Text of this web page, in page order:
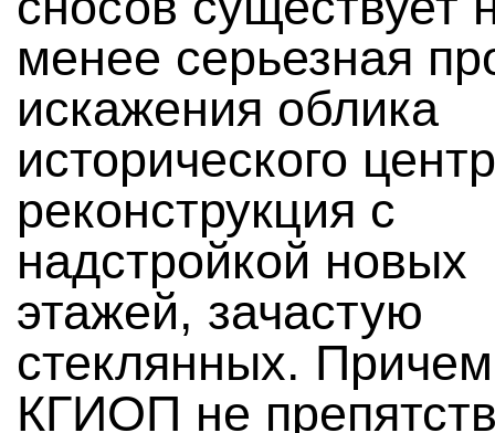
менее серьезная
искажения облика
исторического
реконструкция с
надстройкой новых
этажей, зачастую
стеклянных. Причем
КГИОП не